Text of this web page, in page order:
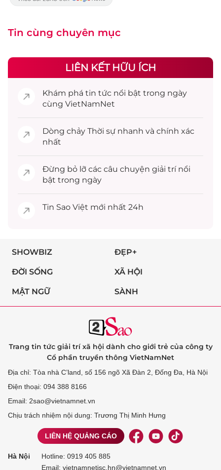
Tin cùng chuyên mục
LIÊN KẾT HỮU ÍCH
Khám phá tin tức nổi bật trong ngày
cùng VietNamNet
Dòng chảy Thời sự nhanh và chính xác
nhất
Đừng bỏ lỡ các câu chuyện giải trínổi
bật trong ngày
Tin Sao Việt mới nhất 24h
SHOWBIZ ĐẸP+
ĐỜI SỐNG XÃ HỘI
MẬT NGỮ SÀNH
Trang tin tức giải trí xã hội dành cho giới trẻ của công ty
Cổ phần truyền thông VietNamNet
Địa chỉ: Tòa nhà C’land, số 156 ngõ Xã Đàn 2, Đống Đa, Hà Nội
Điện thoại: 094 388 8166
Email: 2sao@vietnamnet.vn
Chịu trách nhiệm nội dung: Trương Thị Minh Hưng
LIÊN HỆ QUẢNG CÁO
Hà Nội Hotline: 0919 405 885
Email: vietnamnetjsc.hn@vietnamnet.vn